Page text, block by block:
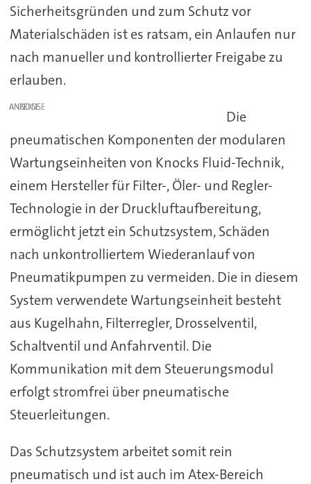
Sicherheitsgründen und zum Schutz vor
Materialschäden ist es ratsam, ein Anlaufen nur
nach manueller und kontrollierter Freigabe zu
erlauben.
ANZEIGE
Die
pneumatischen Komponenten der modularen
Wartungseinheiten von Knocks Fluid-Technik,
einem Hersteller für Filter-, Öler- und Regler-
Technologie in der Druckluftaufbereitung,
ermöglicht jetzt ein Schutzsystem, Schäden
nach unkontrolliertem Wiederanlauf von
Pneumatikpumpen zu vermeiden. Die in diesem
System verwendete Wartungseinheit besteht
aus Kugelhahn, Filterregler, Drosselventil,
Schaltventil und Anfahrventil. Die
Kommunikation mit dem Steuerungsmodul
erfolgt stromfrei über pneumatische
Steuerleitungen.
Das Schutzsystem arbeitet somit rein
pneumatisch und ist auch im Atex-Bereich